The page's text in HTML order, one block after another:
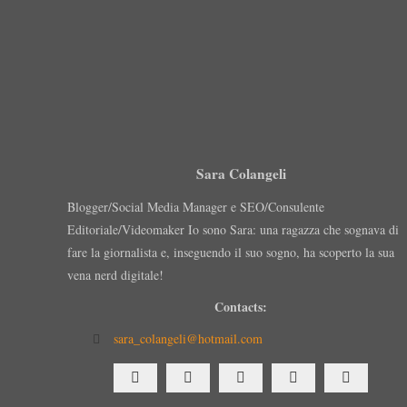
Sara Colangeli
Blogger/Social Media Manager e SEO/Consulente
Editoriale/Videomaker Io sono Sara: una ragazza che sognava di
fare la giornalista e, inseguendo il suo sogno, ha scoperto la sua
vena nerd digitale!
Contacts:
sara_colangeli@hotmail.com